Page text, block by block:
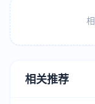
相关推荐